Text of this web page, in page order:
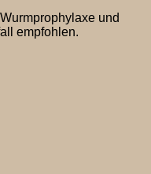
und
empfohlen.